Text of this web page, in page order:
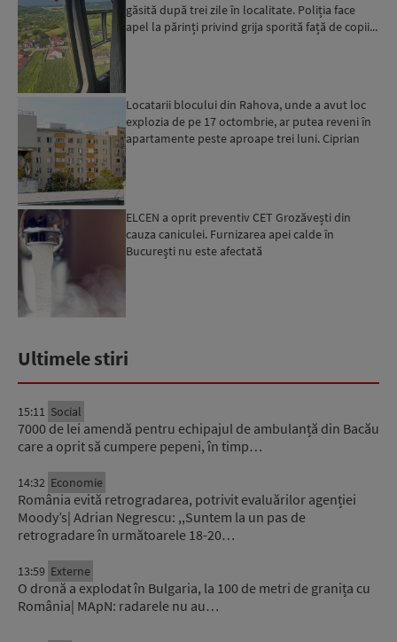
găsită după trei zile în localitate. Poliția face
apel la părinți privind grija sporită față de copii...
Locatarii blocului din Rahova, unde a avut loc
explozia de pe 17 octombrie, ar putea reveni în
apartamente peste aproape trei luni. Ciprian
ELCEN a oprit preventiv CET Grozăvești din
cauza caniculei. Furnizarea apei calde în
Bucureşti nu este afectată
Ultimele stiri
15:11 Social
7000 de lei amendă pentru echipajul de ambulanță din Bacău
care a oprit să cumpere pepeni, în timp…
14:32 Economie
România evită retrogradarea, potrivit evaluărilor agenției
Moody’s| Adrian Negrescu: ,,Suntem la un pas de
retrogradare în următoarele 18-20…
13:59 Externe
O dronă a explodat în Bulgaria, la 100 de metri de granița cu
România| MApN: radarele nu au…